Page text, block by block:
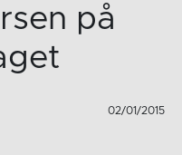
på
02/01/2015